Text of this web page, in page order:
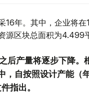
年。其中，企业将
源区块总面积为4.499
后产量将逐步下降。
，自按照设计产能（
指出。